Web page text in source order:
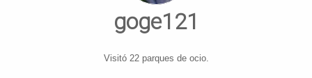
goge121
Visitó 22 parques de ocio.